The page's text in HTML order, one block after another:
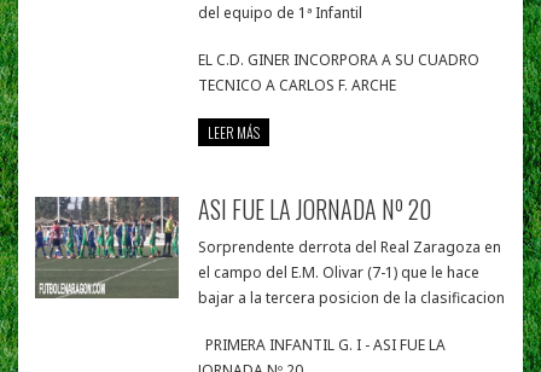
del equipo de 1ª Infantil
EL C.D. GINER INCORPORA A SU CUADRO
TECNICO A CARLOS F. ARCHE
LEER MÁS
ASI FUE LA JORNADA Nº 20
Sorprendente derrota del Real Zaragoza en
el campo del E.M. Olivar (7-1) que le hace
bajar a la tercera posicion de la clasificacion
PRIMERA INFANTIL G. I - ASI FUE LA